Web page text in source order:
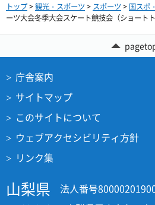
トップ>観光・スポーツ > スポーツ > 国スポ
ーツ大会冬季大会スケート競技会（ショート
庁舎案内
サイトマップ
このサイトについて
ウェブアクセシビリティ方針
リンク集
山梨県
法人番号